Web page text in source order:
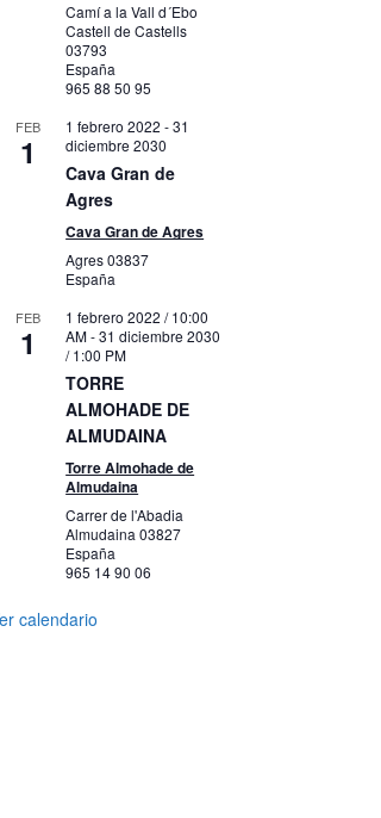
de 60-70 minutos en las
popular. Los músicos tocarán un
en sus distintas facetas. Desde
obras a interpretar. Un acercamiento
de la Orquesta de la Televisión de
en la ciudad, «justo antes del
Camí a la Vall d´Ebo
Castell de Castells
03793
España
965 88 50 95
FEB
1
1 febrero 2022 -31
diciembre 2030
Cava Gran de
Agres
Cava Gran de Agres
Agres03837
España
FEB
1
1 febrero 2022 / 10:00
AM-31 diciembre 2030
/ 1:00 PM
TORRE
ALMOHADE DE
ALMUDAINA
Torre Almohade de
Almudaina
Carrer de l'Abadia
Almudaina03827
España
965 14 90 06
calendario